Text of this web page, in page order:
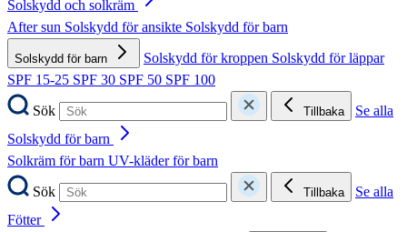
Solskydd och solkräm
After sun Solskydd för ansikte Solskydd för barn
Solskydd för barn Solskydd för kroppen Solskydd för läppar
SPF 15-25 SPF 30 SPF 50 SPF 100
Sök
Tillbaka
Se alla
Solskydd för barn
Solkräm för barn UV-kläder för barn
Sök
Tillbaka
Se alla
Fötter